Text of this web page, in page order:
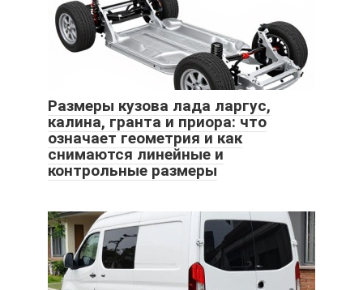
Размеры кузова лада ларгус,
калина, гранта и приора: что
означает геометрия и как
снимаются линейные и
контрольные размеры